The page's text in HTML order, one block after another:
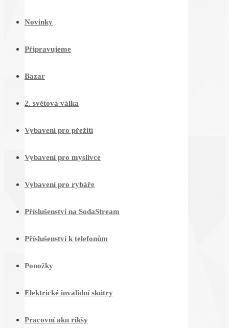
Novinky
Připravujeme
Bazar
2. světová válka
Vybavení pro přežití
Vybavení pro myslivce
Vybavení pro rybáře
Příslušenství na SodaStream
Příslušenství k telefonům
Ponožky
Elektrické invalidní skútry
Pracovní aku rikšy